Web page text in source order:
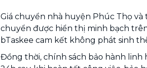
Giá chuyển nhà huyện Phúc Thọ và
chuyển được hiển thị minh bạch
bTaskee cam kết không phát sinh
Đồng thời, chính sách bảo hành